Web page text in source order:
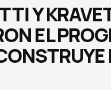
Y
EL